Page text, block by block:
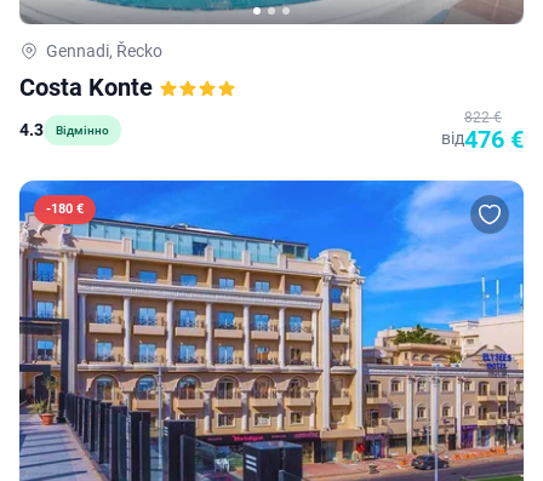
Gennadi, Řecko
Costa Konte
4.3 Відмінно від
822 €
476 €
-180 €